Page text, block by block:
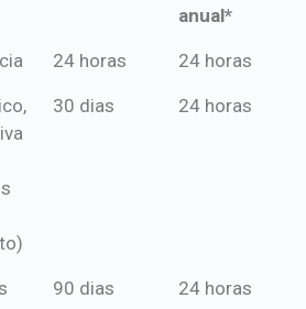
anual*
*Pagamento
mensal*
*Pagamento
de crédito
24 horas 24 horas
30 dias 24 horas
90 dias 24 horas